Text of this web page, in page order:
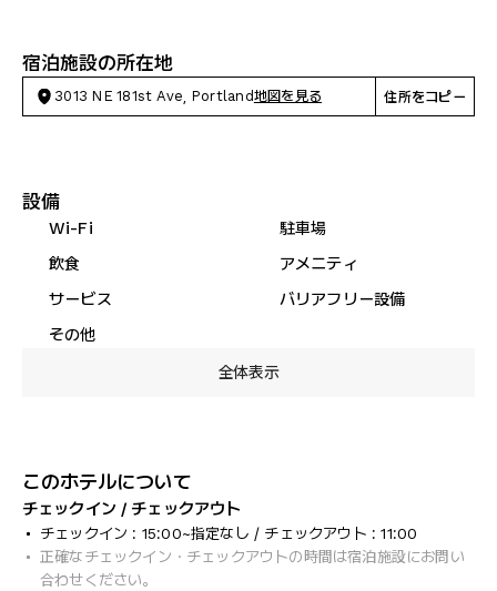
宿泊施設の所在地
3013 NE 181st Ave, Portland地図を見る 住所をコピー
設備
Wi-Fi
駐車場
飲食
アメニティ
サービス
バリアフリー設備
その他
全体表示
このホテルについて
チェックイン / チェックアウト
チェックイン : 15:00~指定なし / チェックアウト : 11:00
正確なチェックイン・チェックアウトの時間は宿泊施設にお問い
合わせください。